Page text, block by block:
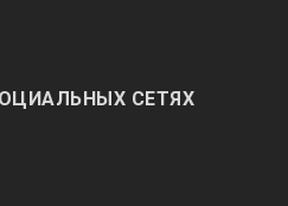
СЕТЯХ